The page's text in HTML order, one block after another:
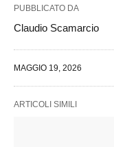
PUBBLICATO DA
Claudio Scamarcio
MAGGIO 19, 2026
ARTICOLI SIMILI